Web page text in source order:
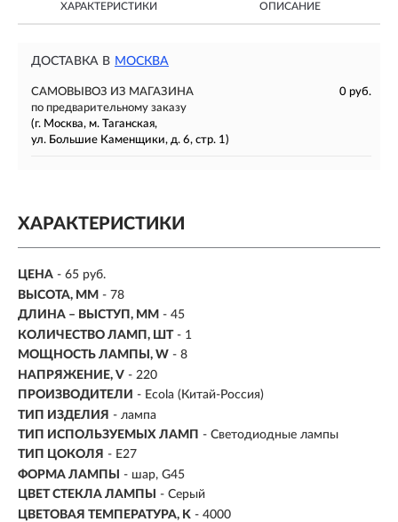
ХАРАКТЕРИСТИКИ ОПИСАНИЕ
ДОСТАВКА В МОСКВА
САМОВЫВОЗ ИЗ МАГАЗИНА
0 руб.
по предварительному заказу
(г. Москва, м. Таганская,
ул. Большие Каменщики, д. 6, стр. 1)
ХАРАКТЕРИСТИКИ
ЦЕНА - 65 руб.
ВЫСОТА, ММ - 78
ДЛИНА – ВЫСТУП, ММ - 45
КОЛИЧЕСТВО ЛАМП, ШТ - 1
МОЩНОСТЬ ЛАМПЫ, W - 8
НАПРЯЖЕНИЕ, V - 220
ПРОИЗВОДИТЕЛИ - Ecola (Китай-Россия)
ТИП ИЗДЕЛИЯ - лампа
ТИП ИСПОЛЬЗУЕМЫХ ЛАМП - Светодиодные лампы
ТИП ЦОКОЛЯ - E27
ФОРМА ЛАМПЫ
- шар, G45
ЦВЕТ СТЕКЛА ЛАМПЫ
- Серый
ЦВЕТОВАЯ ТЕМПЕРАТУРА, K - 4000